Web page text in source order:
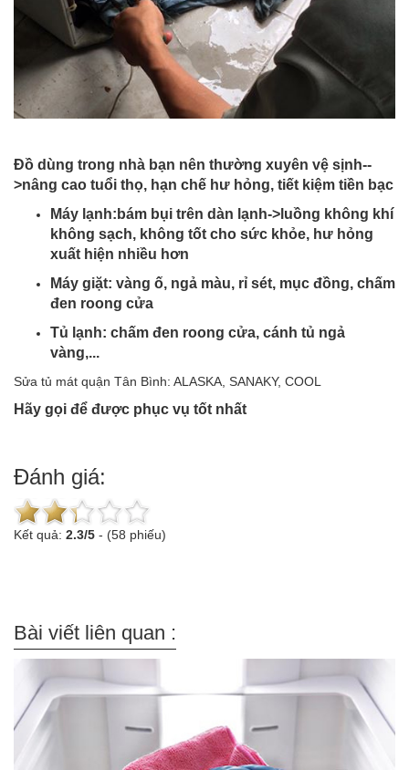
Đồ dùng trong nhà bạn nên thường xuyên vệ sịnh--
>nâng cao tuổi thọ, hạn chế hư hỏng, tiết kiệm tiền bạc
Máy lạnh:bám bụi trên dàn lạnh->luồng không khí
không sạch, không tốt cho sức khỏe, hư hỏng
xuất hiện nhiều hơn
Máy giặt: vàng ố, ngả màu, rỉ sét, mục đồng, chấm
đen roong cửa
Tủ lạnh: chấm đen roong cửa, cánh tủ ngả
vàng,...
Sửa tủ mát quận Tân Bình: ALASKA, SANAKY, COOL
Hãy gọi để được phục vụ tốt nhất
Đánh giá:
Kết quả: 2.3/5 - (58 phiếu)
Bài viết liên quan :